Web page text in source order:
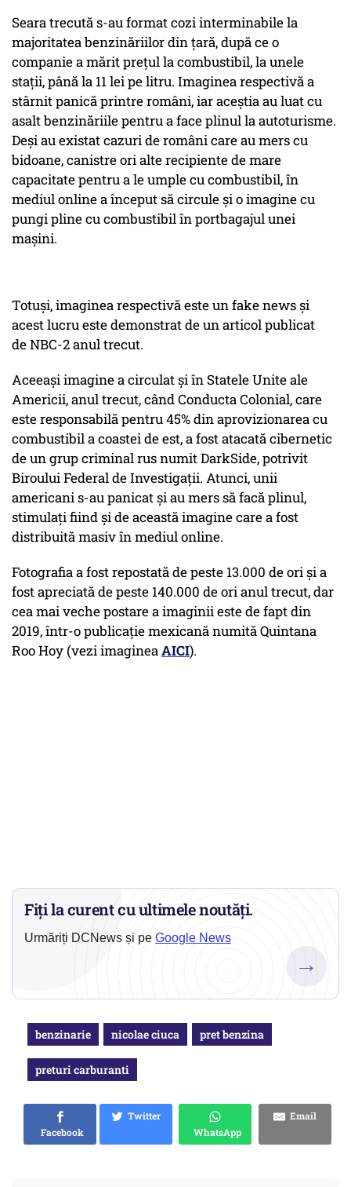
Seara trecută s-au format cozi interminabile la
majoritatea benzinăriilor din țară, după ce o
companie a mărit prețul la combustibil, la unele
stații, până la 11 lei pe litru. Imaginea respectivă a
stârnit panică printre români, iar aceștia au luat cu
asalt benzinăriile pentru a face plinul la autoturisme.
Deși au existat cazuri de români care au mers cu
bidoane, canistre ori alte recipiente de mare
capacitate pentru a le umple cu combustibil, în
mediul online a început să circule și o imagine cu
pungi pline cu combustibil în portbagajul unei
mașini.
Totuși, imaginea respectivă este un fake news și
acest lucru este demonstrat de un articol publicat
de NBC-2 anul trecut.
Aceeași imagine a circulat și în Statele Unite ale
Americii, anul trecut, când Conducta Colonial, care
este responsabilă pentru 45% din aprovizionarea cu
combustibil a coastei de est, a fost atacată cibernetic
de un grup criminal rus numit DarkSide, potrivit
Biroului Federal de Investigații. Atunci, unii
americani s-au panicat și au mers să facă plinul,
stimulați fiind și de această imagine care a fost
distribuită masiv în mediul online.
Fotografia a fost repostată de peste 13.000 de ori și a
fost apreciată de peste 140.000 de ori anul trecut, dar
cea mai veche postare a imaginii este de fapt din
2019, într-o publicație mexicană numită Quintana
Roo Hoy (vezi imagineaAICI).
Fiți la curent cu ultimele noutăți.
Urmăriți DCNews și pe Google News
→
benzinarie nicolae ciuca pret benzina
preturi carburanti
Facebook
Twitter
WhatsApp
Email